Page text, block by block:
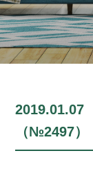
（№2497）